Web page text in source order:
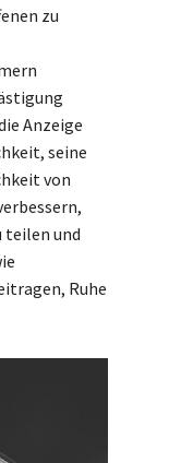
zu
Anzeige
seine
von
teilen und
Ruhe